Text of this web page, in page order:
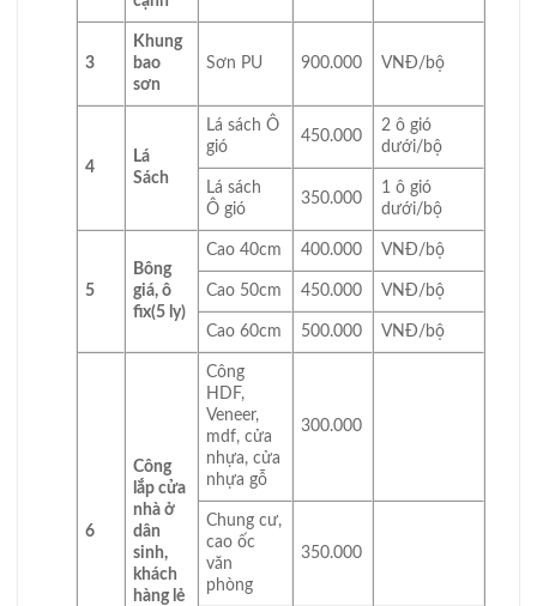
3
Khung
bao
sơn
Sơn PU 900.000 VNĐ/bộ
4
Lá
Sách
Lá sách Ô
gió
450.000
2 ô gió
dưới/bộ
Lá sách
Ô gió
350.000
1 ô gió
dưới/bộ
5
Bông
giá, ô
fix(5 ly)
Cao 40cm 400.000 VNĐ/bộ
Cao 50cm 450.000 VNĐ/bộ
Cao 60cm 500.000 VNĐ/bộ
6
Công
lắp cửa
nhà ở
dân
sinh,
khách
hàng lẻ
Công
HDF,
Veneer,
mdf, cửa
nhựa, cửa
nhựa gỗ
300.000
Chung cư,
cao ốc
văn
phòng
350.000